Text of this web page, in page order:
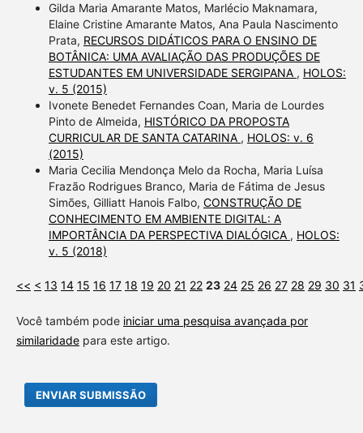
Gilda Maria Amarante Matos, Marlécio Maknamara,
Elaine Cristine Amarante Matos, Ana Paula Nascimento
Prata, RECURSOS DIDÁTICOS PARA O ENSINO DE
BOTÂNICA: UMA AVALIAÇÃO DAS PRODUÇÕES DE
ESTUDANTES EM UNIVERSIDADE SERGIPANA , HOLOS:
v. 5 (2015)
Ivonete Benedet Fernandes Coan, Maria de Lourdes
Pinto de Almeida, HISTÓRICO DA PROPOSTA
CURRICULAR DE SANTA CATARINA , HOLOS: v. 6
(2015)
Maria Cecilia Mendonça Melo da Rocha, Maria Luísa
Frazão Rodrigues Branco, Maria de Fátima de Jesus
Simões, Gilliatt Hanois Falbo, CONSTRUÇÃO DE
CONHECIMENTO EM AMBIENTE DIGITAL: A
IMPORTÂNCIA DA PERSPECTIVA DIALÓGICA , HOLOS:
v. 5 (2018)
<< < 13 14 15 16 17 18 19 20 21 22 23 24 25 26 27 28 29 30 31
Você também pode iniciar uma pesquisa avançada por
similaridadepara este artigo.
ENVIAR SUBMISSÃO